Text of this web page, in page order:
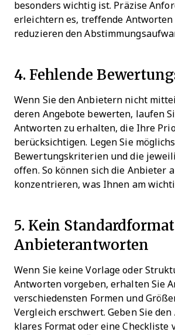
besonders wichtig ist. Präzise
erleichtern es, treffende Antworten
reduzieren den
4. Fehlende
Wenn Sie den Anbietern nicht
deren Angebote bewerten, laufen
Antworten zu erhalten, die Ihre
berücksichtigen. Legen Sie
Bewertungskriterien und die
offen. So können sich die Anbieter
konzentrieren, was Ihnen am
5. Kein
Anbieterantworten
Wenn Sie keine Vorlage oder
Antworten vorgeben, erhalten Sie
verschiedensten Formen und
Vergleich erschwert. Geben Sie
klares Format oder eine Checkliste